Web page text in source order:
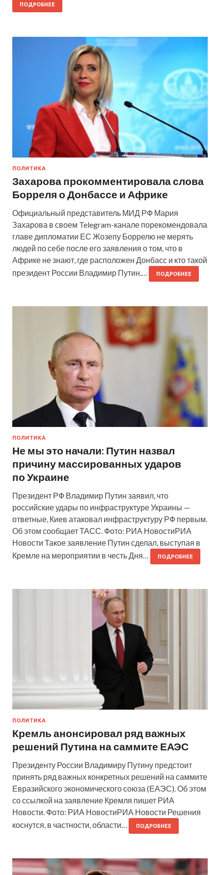
ПОДРОБНЕЕ
ПОЛИТИКА
Захарова прокомментировала слова
Борреля о Донбассе и Африке
Официальный представитель МИД РФ Мария
Захарова в своем Telegram-канале порекомендовала
главе дипломатии ЕС Жозепу Боррелю не мерять
людей по себе после его заявления о том, что в
Африке не знают, где расположен Донбасс и кто такой
президент России Владимир Путин.…
ПОДРОБНЕЕ
ПОЛИТИКА
Не мы это начали: Путин назвал
причину массированных ударов
по Украине
Президент РФ Владимир Путин заявил, что
российские удары по инфраструктуре Украины —
ответные, Киев атаковал инфраструктуру РФ первым.
Об этом сообщает ТАСС. Фото: РИА НовостиРИА
Новости Такое заявление Путин сделал, выступая в
Кремле на мероприятии в честь Дня…
ПОДРОБНЕЕ
ПОЛИТИКА
Кремль анонсировал ряд важных
решений Путина на саммите ЕАЭС
Президенту России Владимиру Путину предстоит
принять ряд важных конкретных решений на саммите
Евразийского экономического союза (ЕАЭС). Об этом
со ссылкой на заявление Кремля пишет РИА
Новости. Фото: РИА НовостиРИА Новости Решения
коснутся, в частности, области…
ПОДРОБНЕЕ